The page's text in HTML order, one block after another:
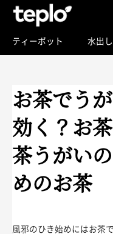
ティーポット 水出
お茶でう
効く？お
茶うがい
めのお茶
風邪のひき始めにはお茶